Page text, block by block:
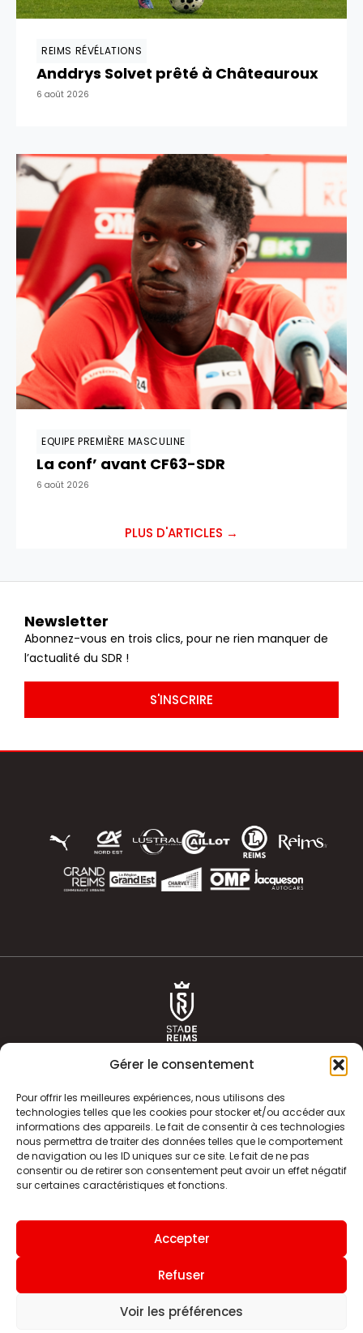
Gérer le consentement
Pour offrir les meilleures expériences, nous utilisons des
technologies telles que les cookies pour stocker et/ou accéder aux
informations des appareils. Le fait de consentir à ces technologies
nous permettra de traiter des données telles que le comportement
de navigation ou les ID uniques sur ce site. Le fait de ne pas
consentir ou de retirer son consentement peut avoir un effet négatif
sur certaines caractéristiques et fonctions.
Accepter
Refuser
Voir les préférences
REIMS RÉVÉLATIONS
Anddrys Solvet prêté à Châteauroux
6 août 2026
EQUIPE PREMIÈRE MASCULINE
La conf’ avant CF63-SDR
6 août 2026
PLUS D'ARTICLES →
Newsletter
Abonnez-vous en trois clics, pour ne rien manquer de
l’actualité du SDR !
S'INSCRIRE
ACTUALITÉS
CLUB
BOUTIQUE
HISTOIRE
ÉQUIPE PREMIERE
INFOS ET CONTACT